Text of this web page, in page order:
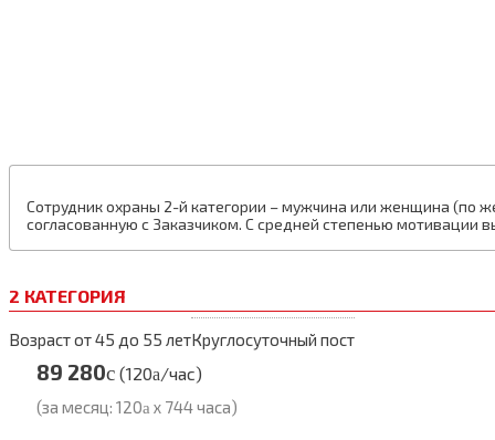
Сотрудник охраны 2-й категории – мужчина или женщина (по
согласованную с Заказчиком. С средней степенью мотивации
2 КАТЕГОРИЯ
Возраст от 45 до 55 летКруглосуточный пост
89 280c (120a/час)
(за месяц: 120a x 744 часа)